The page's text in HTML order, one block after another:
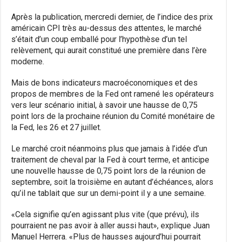
Après la publication, mercredi dernier, de l’indice des prix
américain CPI très au-dessus des attentes, le marché
s’était d’un coup emballé pour l’hypothèse d’un tel
relèvement, qui aurait constitué une première dans l’ère
moderne.
Mais de bons indicateurs macroéconomiques et des
propos de membres de la Fed ont ramené les opérateurs
vers leur scénario initial, à savoir une hausse de 0,75
point lors de la prochaine réunion du Comité monétaire de
la Fed, les 26 et 27 juillet.
Le marché croit néanmoins plus que jamais à l’idée d’un
traitement de cheval par la Fed à court terme, et anticipe
une nouvelle hausse de 0,75 point lors de la réunion de
septembre, soit la troisième en autant d’échéances, alors
qu’il ne tablait que sur un demi-point il y a une semaine.
«Cela signifie qu’en agissant plus vite (que prévu), ils
pourraient ne pas avoir à aller aussi haut», explique Juan
Manuel Herrera. «Plus de hausses aujourd’hui pourrait